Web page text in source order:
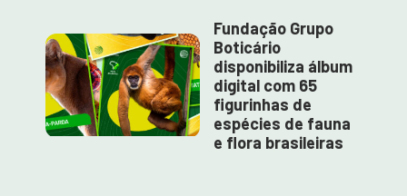
Fundação Grupo
Boticário
disponibiliza álbum
digital com 65
figurinhas de
espécies de fauna
e flora brasileiras